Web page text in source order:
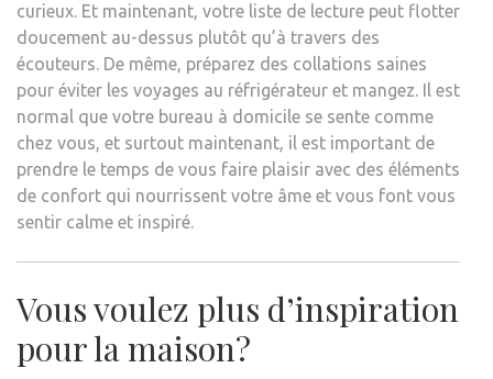
curieux. Et maintenant, votre liste de lecture peut flotter
doucement au-dessus plutôt qu’à travers des
écouteurs. De même, préparez des collations saines
pour éviter les voyages au réfrigérateur et mangez. Il est
normal que votre bureau à domicile se sente comme
chez vous, et surtout maintenant, il est important de
prendre le temps de vous faire plaisir avec des éléments
de confort qui nourrissent votre âme et vous font vous
sentir calme et inspiré.
Vous voulez plus d’inspiration
pour la maison?